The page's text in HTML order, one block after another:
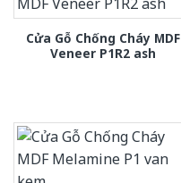
Cửa Gỗ Chống Cháy MDF
Veneer P1R2 ash